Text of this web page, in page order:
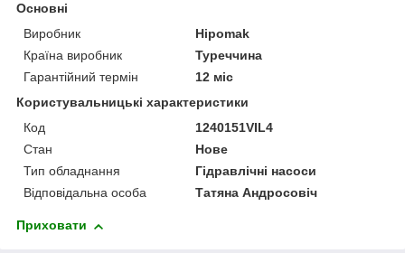
Основні
Виробник
Hipomak
Країна виробник
Туреччина
Гарантійний термін
12 міс
Користувальницькі характеристики
Код
1240151VIL4
Стан
Нове
Тип обладнання
Гідравлічні насоси
Відповідальна особа
Татяна Андросовіч
Приховати